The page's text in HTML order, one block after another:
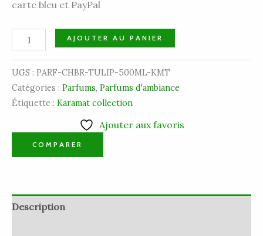
carte bleu et PayPal
AJOUTER AU PANIER
UGS : PARF-CHBR-TULIP-500ML-KMT
Catégories : Parfums, Parfums d'ambiance
Étiquette : Karamat collection
Ajouter aux favoris
COMPARER
Description